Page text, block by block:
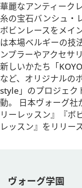
華麗なアンティーク
糸の宝石バンシュ・
ボビンレースをメイ
は本場ベルギーの技
ンプラーやアクセサ
新しいかたち「
など、オリジナルの
style」のプロジェク
動。 日本ヴォーグ社
リーレッスン』『ボ
レッスン』をリリー
ヴォーグ学園